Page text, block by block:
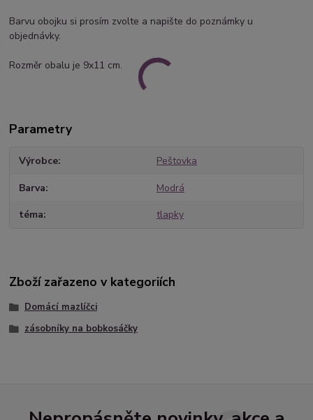
Barvu obojku si prosím zvolte a napište do poznámky u
objednávky.
Rozměr obalu je 9x11 cm.
Parametry
Výrobce Peštovka
Barva Modrá
téma tlapky
Zboží zařazeno v kategoriích
Domácí mazlíčci
zásobníky na bobkosáčky